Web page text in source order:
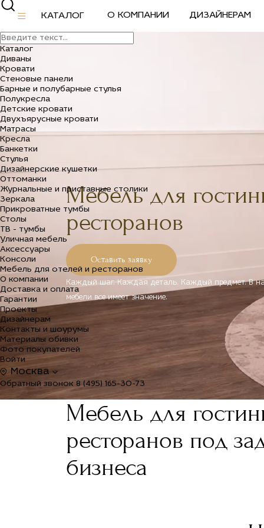
КАТАЛОГ О КОМПАНИИ ДИЗАЙНЕРАМ
Каталог
Диваны
Кровати
Стеновые панели
Барные и полубарные стулья
Полукресла
Детские кровати
Двухъярусные кровати
Матрасы
Кресла
Банкетки
Стулья
Дизайнерские кушетки
Оттоманки
Журнальные и приставные столики
Зеркала
Прикроватные тумбы
Столы
ТВ - тумбы
Уличная мебель
Аксессуары
Консоли
Мебель для отелей и ресторанов
О компании
Доставка и оплата
Гарантии
Проекты
Дизайнерам
Контакты и шоурумы
Материалы обивки
Фото покупателей
Войти
Москва
Обратный звонок 8 (495) 165-30-73
Главная / Мебель для гостиниц, отелей и
Мебель для
ресторанов
Оставить заявку
Каждый шаг. Каждая деталь. Каждый предмет. В
мебели все имеет значение.
Мебель для
ресторанов под
бизнеса